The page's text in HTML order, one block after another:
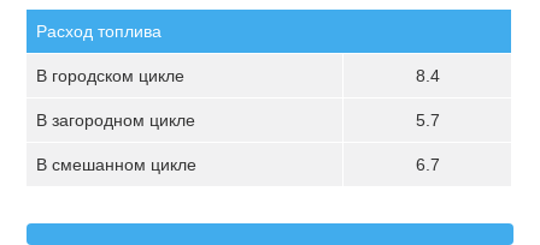
Расход топлива
В городском цикле 8.4
В загородном цикле 5.7
В смешанном цикле 6.7